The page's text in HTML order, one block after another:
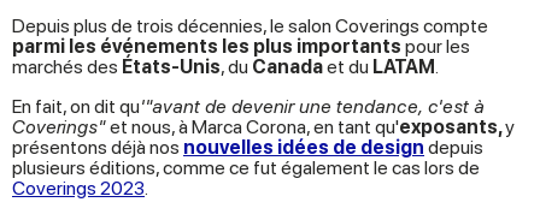
Depuis plus de trois décennies, le salon Coverings compte
parmi les événements les plus importants pour les
marchés des États-Unis, du Canadaet du LATAM.
En fait, on dit qu'"avant de devenir une tendance, c'est à
Coverings"et nous, à Marca Corona, en tant qu'exposants,y
présentons déjà nos nouvelles idées de design depuis
plusieurs éditions, comme ce fut également le cas lors de
Coverings 2023.